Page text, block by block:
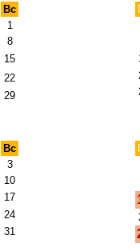
Вс
1
8
15
22
29
Вс
3
10
17
24
31